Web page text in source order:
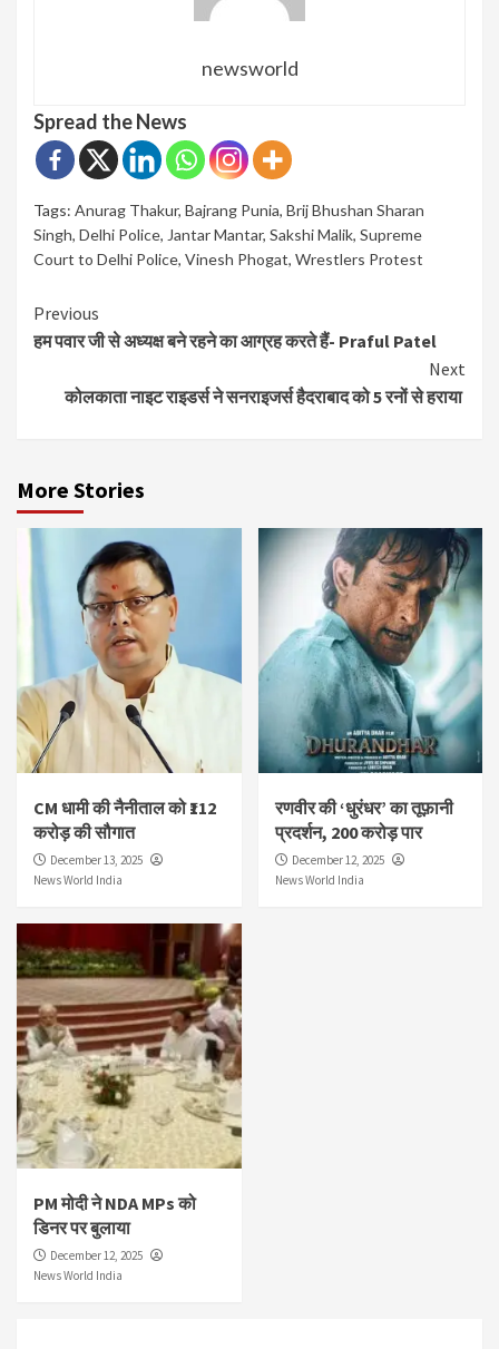
newsworld
Spread the News
Tags: Anurag Thakur, Bajrang Punia, Brij Bhushan Sharan
Singh, Delhi Police, Jantar Mantar, Sakshi Malik, Supreme
Court to Delhi Police, Vinesh Phogat, Wrestlers Protest
Continue
Reading
Previous
हम पवार जी से अध्यक्ष बने रहने का आग्रह करते हैं- Praful Patel
Next
कोलकाता नाइट राइडर्स ने सनराइजर्स हैदराबाद को 5 रनों से हराया
More Stories
CM धामी की नैनीताल को ₹112
करोड़ की सौगात
December 13, 2025
News World India
रणवीर की ‘धुरंधर’ का तूफ़ानी
प्रदर्शन, 200 करोड़ पार
December 12, 2025
News World India
PM मोदी ने NDA MPs को
डिनर पर बुलाया
December 12, 2025
News World India